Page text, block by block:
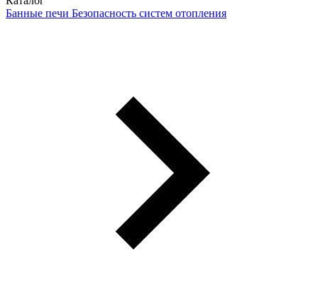
Банные печи Безопасность систем отопления